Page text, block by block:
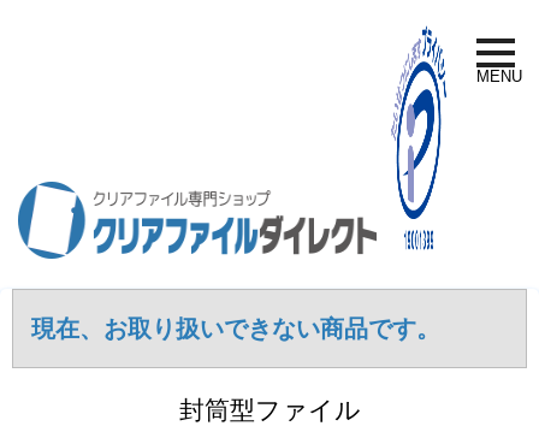
toggle
MENU
現在、お取り扱いできない商品です。
封筒型ファイル